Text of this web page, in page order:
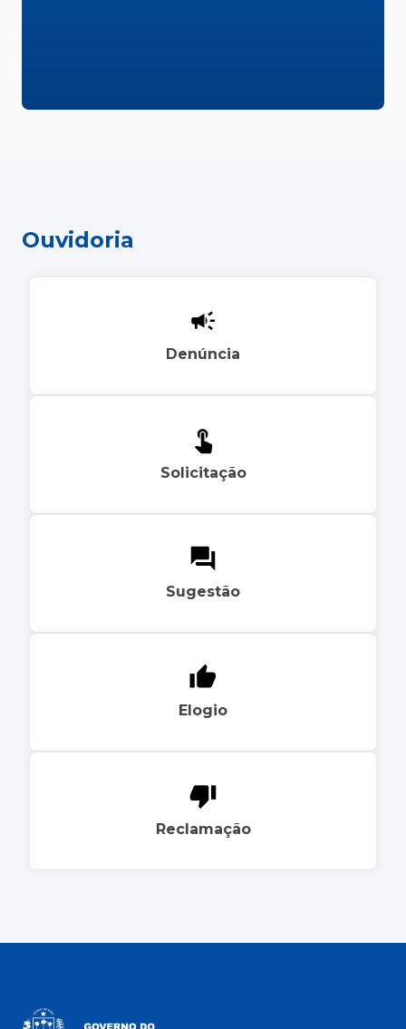
Ouvidoria
Denúncia
Solicitação
Sugestão
Elogio
Reclamação